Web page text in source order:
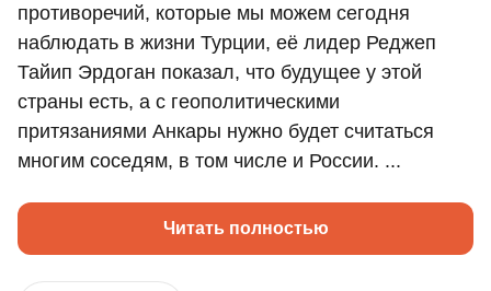
противоречий, которые мы можем сегодня
наблюдать в жизни Турции, её лидер Реджеп
Тайип Эрдоган показал, что будущее у этой
страны есть, а с геополитическими
притязаниями Анкары нужно будет считаться
многим соседям, в том числе и России. ...
Читать полностью